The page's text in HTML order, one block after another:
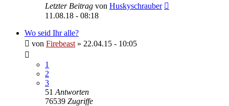
Letzter Beitrag von Huskyschrauber
11.08.18 - 08:18
Wo seid Ihr alle?
von Firebeast » 22.04.15 - 10:05
1
2
3
51 Antworten
76539 Zugriffe